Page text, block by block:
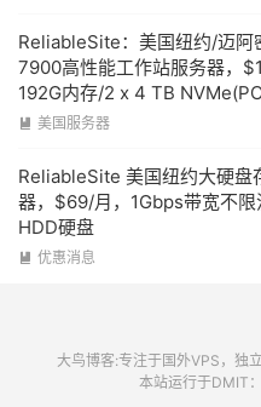
ReliableSite：美国纽约/迈阿
7900高性能工作站服务器，
192G内存/2 x 4 TB
 美国服务器
ReliableSite 美国纽约大硬盘
器，$69/月，1Gbps带宽不
HDD硬盘
 优惠消息
大鸟博客:专注于国外VPS，独
本站运行于DMIT：